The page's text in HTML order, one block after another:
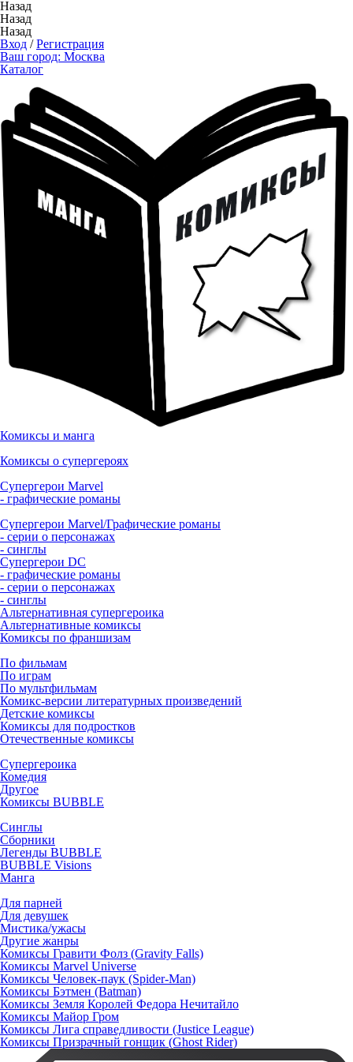
Назад
Назад
Назад
Вход /Регистрация
Ваш город: Москва
Каталог
Комиксы и манга
Комиксы о супергероях
Супергерои Marvel
- графические романы
Супергерои Marvel/Графические романы
- серии о персонажах
- синглы
Супергерои DC
- графические романы
- серии о персонажах
- синглы
Альтернативная супергероика
Альтернативные комиксы
Комиксы по франшизам
По фильмам
По играм
По мультфильмам
Комикс-версии литературных произведений
Детские комиксы
Комиксы для подростков
Отечественные комиксы
Супергероика
Комедия
Другое
Комиксы BUBBLE
Синглы
Сборники
Легенды BUBBLE
BUBBLE Visions
Манга
Для парней
Для девушек
Мистика/ужасы
Другие жанры
Комиксы Гравити Фолз (Gravity Falls)
Комиксы Marvel Universe
Комиксы Человек-паук (Spider-Man)
Комиксы Бэтмен (Batman)
Комиксы Земля Королей Федора Нечитайло
Комиксы Майор Гром
Комиксы Лига справедливости (Justice League)
Комиксы Призрачный гонщик (Ghost Rider)